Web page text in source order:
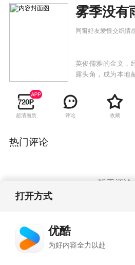
雾季没有
同窗好友爱恨交织情
英俊儒雅的金文，
露头角，成为本地
人丁碧琼。命运的
直在追求她的秦汉
碧琼相遇，两人
超清画质 评论 收藏
热门评论
暂无评论
打开方式
优酷
为好内容全力以赴